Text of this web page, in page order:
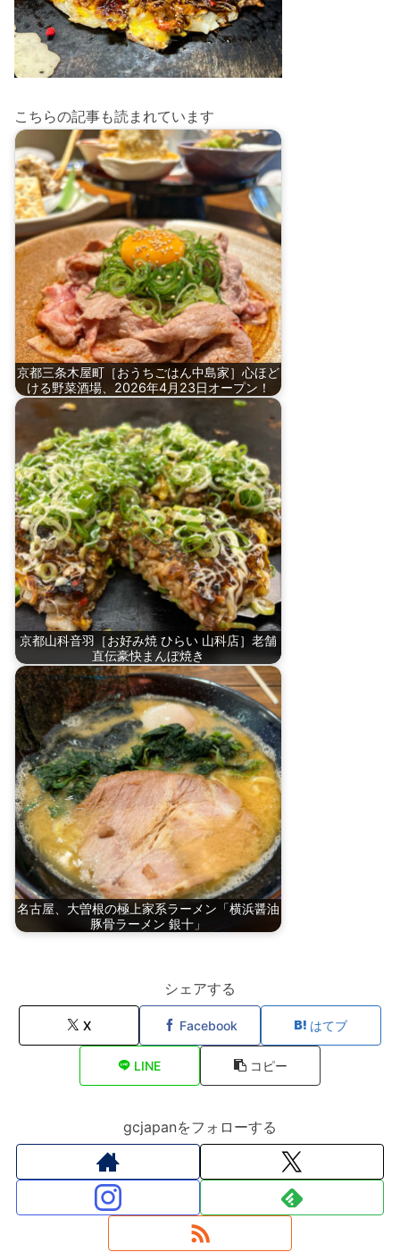
こちらの記事も読まれています
京都三条木屋町［おうちごはん中島家］心ほど
ける野菜酒場、2026年4月23日オープン！
京都山科音羽［お好み焼 ひらい 山科店］老舗
直伝豪快まんぼ焼き
名古屋、大曽根の極上家系ラーメン「横浜醤油
豚骨ラーメン 銀十」
シェアする
X Facebook はてブ
LINE コピー
gcjapanをフォローする